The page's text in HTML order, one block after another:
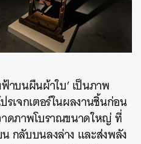
าบนผืนผ้าใบ’ เป็นภาพ
รเจกเตอร์ในผลงานชิ้นก่อน
ดภาพโบราณขนาดใหญ่ ที่
กลับบนลงล่าง และส่งพลัง